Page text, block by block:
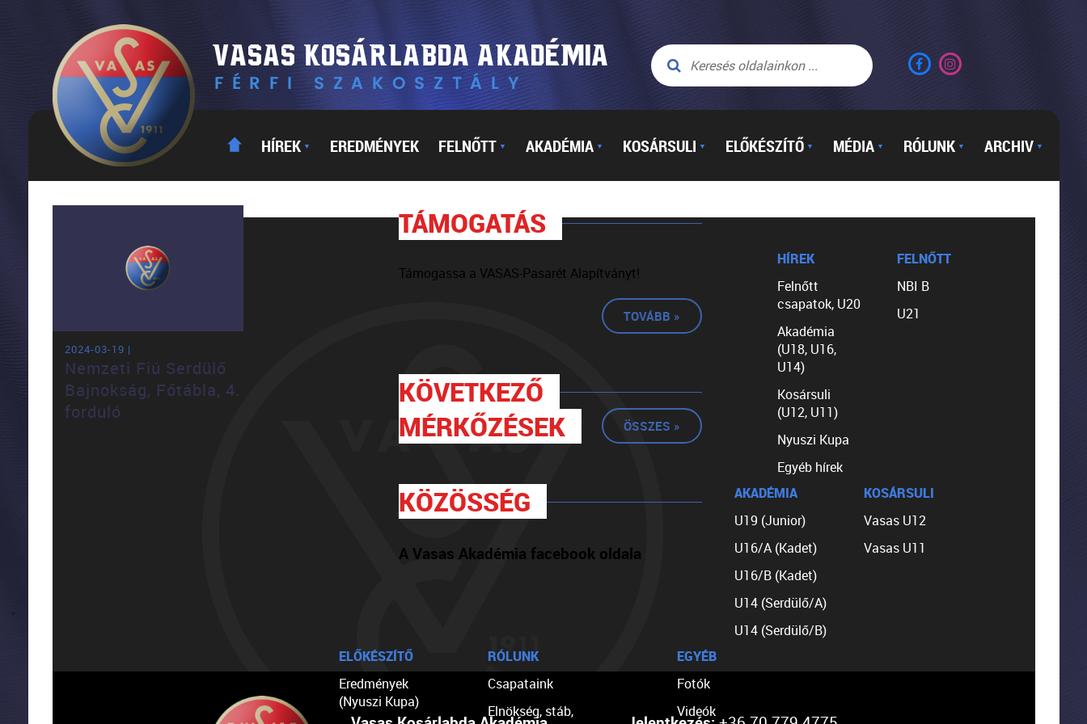
HÍREK ▼ EREDMÉNYEK FELNŐTT ▼ AKADÉMIA ▼ KOSÁRSULI ▼ ELŐKÉSZÍTŐ ▼ MÉDIA ▼ RÓLUNK ▼ ARCHIV ▼
2024-03-19 |
Nemzeti Fiú Serdülő
Bajnokság, Főtábla, 4.
forduló
TÁMOGATÁS
Támogassa a VASAS-Pasarét Alapítványt!
TOVÁBB »
KÖVETKEZŐ
MÉRKŐZÉSEK
ÖSSZES »
KÖZÖSSÉG
A Vasas Akadémia facebook oldala
HÍREK
Felnőtt
csapatok, U20
Akadémia
(U18, U16,
U14)
Kosársuli
(U12, U11)
Nyuszi Kupa
Egyéb hírek
FELNŐTT
NBI B
U21
AKADÉMIA
U19 (Junior)
U16/A (Kadet)
U16/B (Kadet)
U14 (Serdülő/A)
U14 (Serdülő/B)
KOSÁRSULI
Vasas U12
Vasas U11
ELŐKÉSZÍTŐ
Eredmények
(Nyuszi Kupa)
RÓLUNK
Csapataink
Elnökség, stáb,
EGYÉB
Fotók
Videók